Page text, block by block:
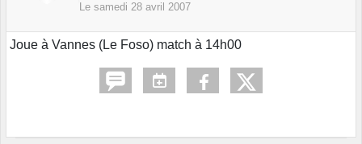
Le samedi 28 avril 2007
Joue à Vannes (Le Foso) match à 14h00